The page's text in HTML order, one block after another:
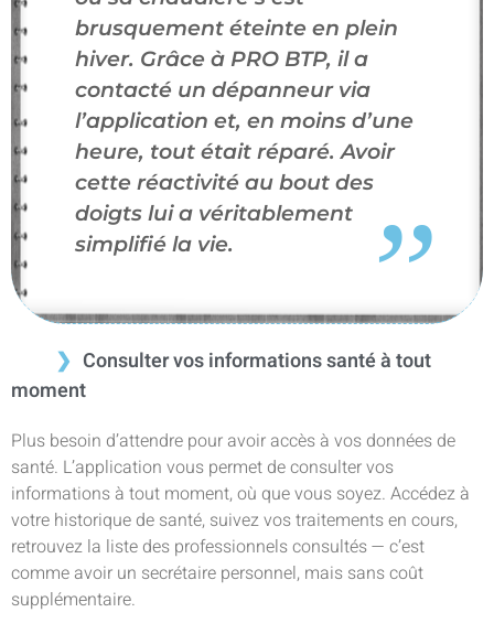
brusquement éteinte en plein
hiver. Grâce à PRO BTP, il a
contacté un dépanneur via
l’application et, en moins d’une
heure, tout était réparé. Avoir
cette réactivité au bout des
doigts lui a véritablement
simplifié la vie.
Consulter vos informations santé à tout
moment
Plus besoin d’attendre pour avoir accès à vos données de
santé. L’application vous permet de consulter vos
informations à tout moment, où que vous soyez. Accédez à
votre historique de santé, suivez vos traitements en cours,
retrouvez la liste des professionnels consultés — c’est
comme avoir un secrétaire personnel, mais sans coût
supplémentaire.